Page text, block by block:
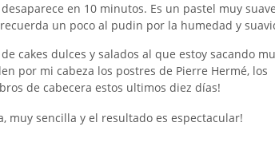
en 10 minutos. Es un pastel muy
un poco al pudin por la humedad y
cakes dulces y salados al que estoy sacando
por mi cabeza los postres de Pierre Hermé, los
de cabecera estos ultimos diez días!
muy sencilla y el resultado es espectacular!